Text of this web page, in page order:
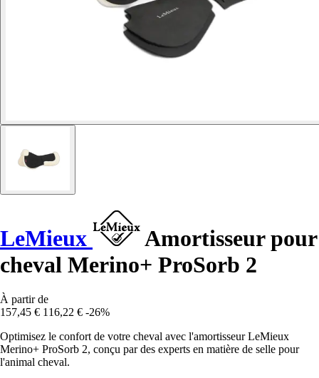
LeMieux
Amortisseur pour
cheval Merino+ ProSorb 2
À partir de
157,45 € 116,22 € -26%
Optimisez le confort de votre cheval avec l'amortisseur LeMieux
Merino+ ProSorb 2, conçu par des experts en matière de selle pour
l'animal cheval.